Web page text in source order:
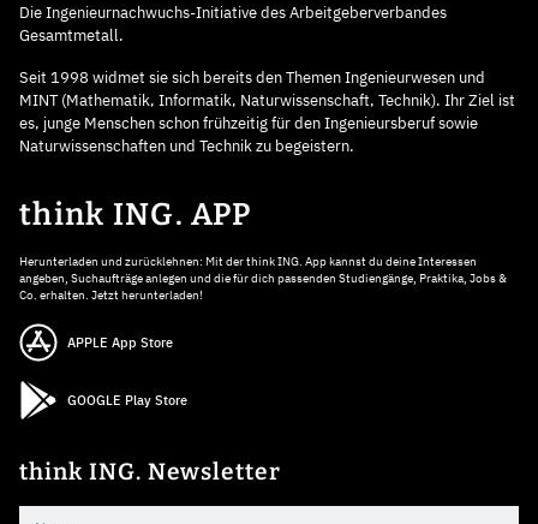
Die Ingenieurnachwuchs-Initiative des Arbeitgeberverbandes
Gesamtmetall.
Seit 1998 widmet sie sich bereits den Themen Ingenieurwesen und
MINT (Mathematik, Informatik, Naturwissenschaft, Technik). Ihr Ziel ist
es, junge Menschen schon frühzeitig für den Ingenieursberuf sowie
Naturwissenschaften und Technik zu begeistern.
think ING. APP
Herunterladen und zurücklehnen: Mit der think ING. App kannst du deine Interessen
angeben, Suchaufträge anlegen und die für dich passenden Studiengänge, Praktika, Jobs &
Co. erhalten. Jetzt herunterladen!
APPLE App Store
GOOGLE Play Store
think ING. Newsletter